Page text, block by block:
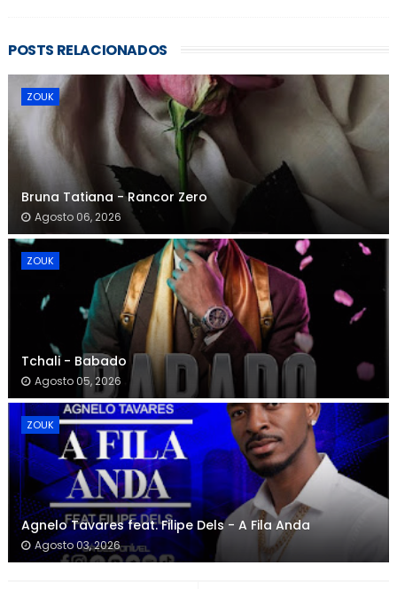
POSTS RELACIONADOS
ZOUK
Bruna Tatiana - Rancor Zero
Agosto 06, 2026
ZOUK
Tchali - Babado
Agosto 05, 2026
ZOUK
Agnelo Tavares feat. Filipe Dels - A Fila Anda
Agosto 03, 2026